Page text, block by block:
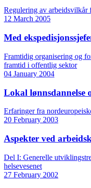
Regulering av
12 March 2005
Med
Framtidig organisering og
framtid i offentlig sektor
04 January 2004
Lokal lønnsdannelse
Erfaringer fra
20 February 2003
Aspekter ved
Del I: Generelle
helsevesenet
27 February 2002